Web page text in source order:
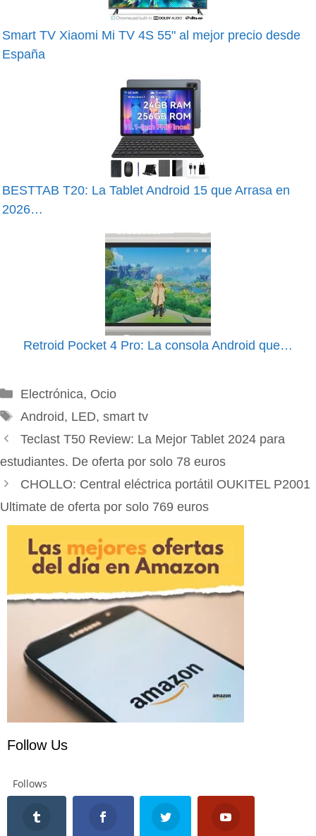
Smart TV Xiaomi Mi TV 4S 55" al mejor precio desde
España
BESTTAB T20: La Tablet Android 15 que Arrasa en
2026…
Retroid Pocket 4 Pro: La consola Android que…
Categorías
Electrónica, Ocio
Etiquetas
Android, LED, smart tv
Teclast T50 Review: La Mejor Tablet 2024 para
estudiantes. De oferta por solo 78 euros
CHOLLO: Central eléctrica portátil OUKITEL P2001
Ultimate de oferta por solo 769 euros
Follow Us
Follows